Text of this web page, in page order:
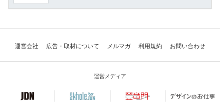
運営会社 広告・取材について メルマガ 利用規約 お問い合わせ
運営メディア